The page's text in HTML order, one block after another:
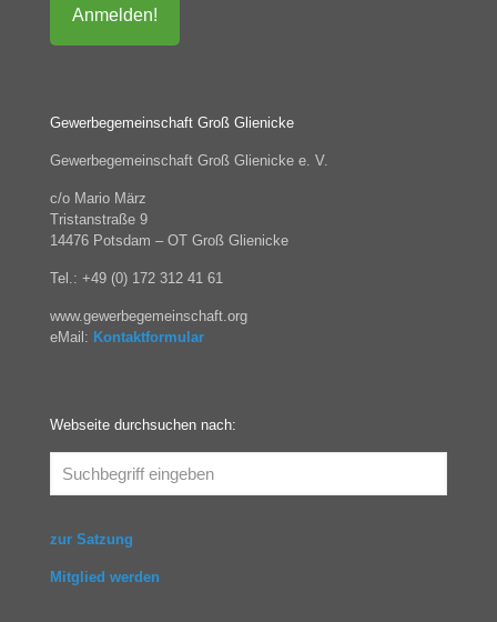
Gewerbegemeinschaft Groß Glienicke
Gewerbegemeinschaft Groß Glienicke e. V.
c/o Mario März
Tristanstraße 9
14476 Potsdam – OT Groß Glienicke
Tel.: +49 (0) 172 312 41 61
www.gewerbegemeinschaft.org
eMail: Kontaktformular
Webseite durchsuchen nach:
zur Satzung
Mitglied werden